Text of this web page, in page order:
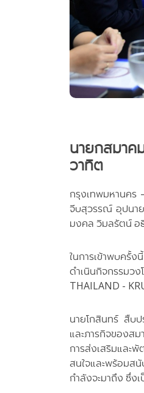
นายกสมา
วาทิต
กรุงเทพมหานคร
จีบสุวรรณ์ อุปนา
มงคล วิมลรัตน์ อ
ในการเข้าพบครั้
ดำเนินกิจกรรมว
THAILAND -
นายโกสินทร์ สืบป
และภารกิจของส
การส่งเสริมและ
สนใจและพร้อมส
กำลังจะมาถึง ซึ่ง